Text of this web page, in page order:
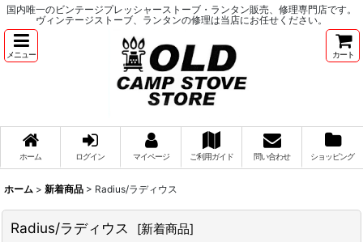
国内唯一のビンテージプレッシャーストーブ・ランタン販売、修理専門店です。
ヴィンテージストーブ、ランタンの修理は当店にお任せください。
メニュー カート
ホーム ログイン マイページ ご利用ガイド 問い合わせ ショッピング
ホーム > 新着商品 > Radius/ラディウス
Radius/ラディウス [新着商品]